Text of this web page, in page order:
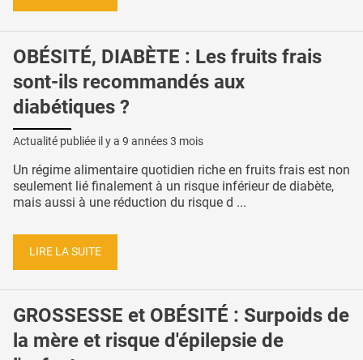
OBÉSITÉ, DIABÈTE : Les fruits frais
sont-ils recommandés aux
diabétiques ?
Actualité publiée il y a 9 années 3 mois
Un régime alimentaire quotidien riche en fruits frais est non
seulement lié finalement à un risque inférieur de diabète,
mais aussi à une réduction du risque d ...
LIRE LA SUITE
GROSSESSE et OBÉSITÉ : Surpoids de
la mère et risque d'épilepsie de